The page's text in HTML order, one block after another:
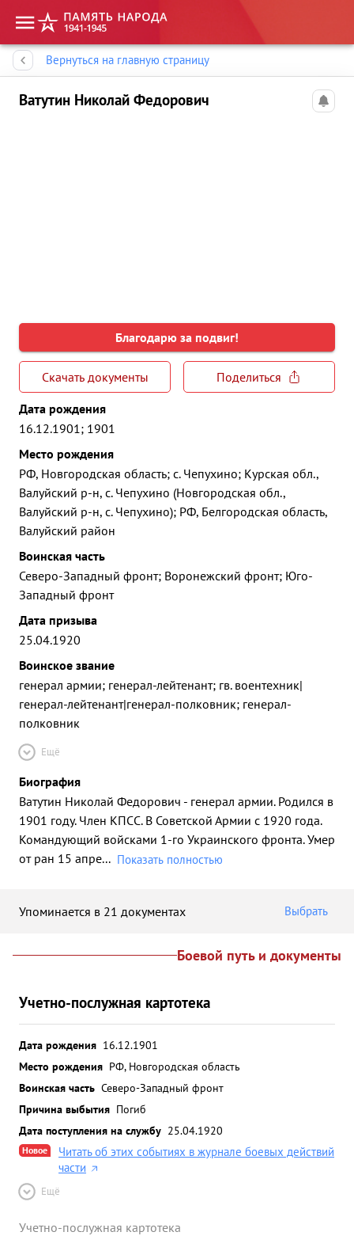
Вернуться на главную страницу
Ватутин Николай Федорович
Благодарю за подвиг!
Скачать документы
Поделиться
Дата рождения
16.12.1901; 1901
Место рождения
РФ, Новгородская область; с. Чепухино; Курская обл.,
Валуйский р-н, с. Чепухино (Новгородская обл.,
Валуйский р-н, с. Чепухино); РФ, Белгородская область,
Валуйский район
Воинская часть
Северо-Западный фронт; Воронежский фронт; Юго-
Западный фронт
Дата призыва
25.04.1920
Воинское звание
генерал армии; генерал-лейтенант; гв. воентехник|
генерал-лейтенант|генерал-полковник; генерал-
полковник
Ещё
Биография
Ватутин Николай Федорович - генерал армии. Родился в
1901 году. Член КПСС. В Советской Армии с 1920 года.
Командующий войсками 1-го Украинского фронта. Умер
от ран 15 апре... Показать полностью
Упоминается в 21 документах Выбрать
Боевой путь и документы
Учетно-послужная картотека
Дата рождения 16.12.1901
Место рождения РФ, Новгородская область
Воинская часть Северо-Западный фронт
Причина выбытия Погиб
Дата поступления на службу 25.04.1920
Новое
Читать об этих событиях в журнале боевых действий
части
Ещё
Учетно-послужная картотека
Память народа